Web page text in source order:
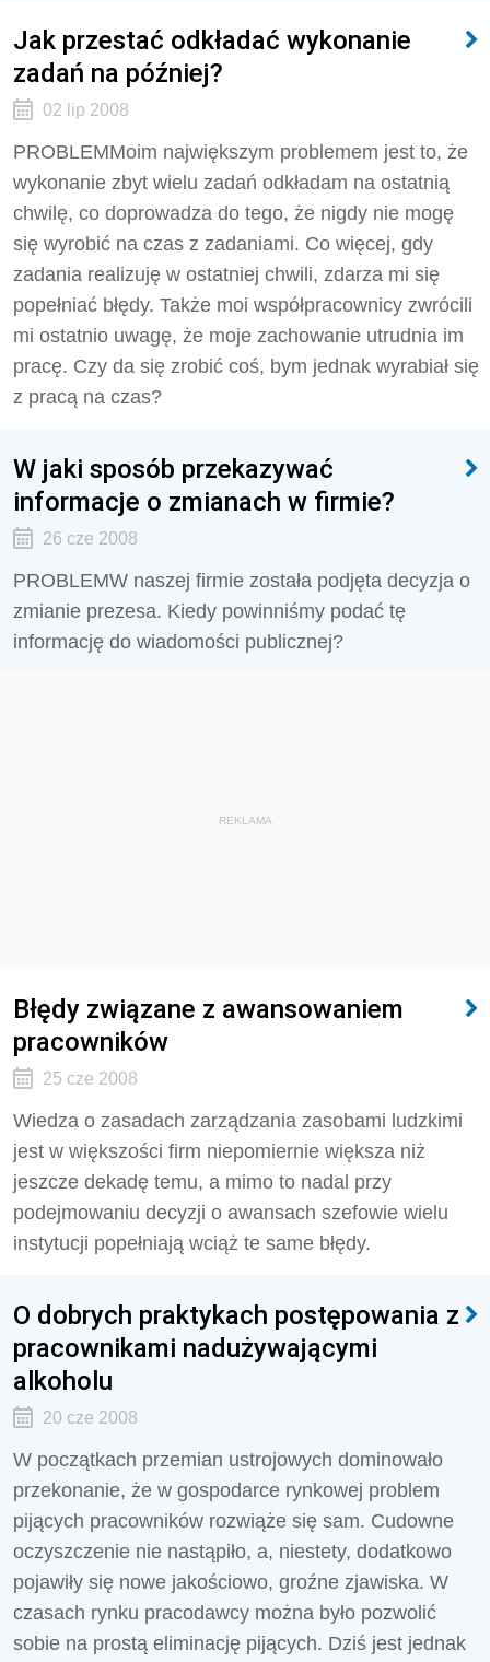
Jak przestać odkładać wykonanie
zadań na później?
02 lip 2008
PROBLEMMoim największym problemem jest to, że
wykonanie zbyt wielu zadań odkładam na ostatnią
chwilę, co doprowadza do tego, że nigdy nie mogę
się wyrobić na czas z zadaniami. Co więcej, gdy
zadania realizuję w ostatniej chwili, zdarza mi się
popełniać błędy. Także moi współpracownicy zwrócili
mi ostatnio uwagę, że moje zachowanie utrudnia im
pracę. Czy da się zrobić coś, bym jednak wyrabiał się
z pracą na czas?
W jaki sposób przekazywać
informacje o zmianach w firmie?
26 cze 2008
PROBLEMW naszej firmie została podjęta decyzja o
zmianie prezesa. Kiedy powinniśmy podać tę
informację do wiadomości publicznej?
REKLAMA
Błędy związane z awansowaniem
pracowników
25 cze 2008
Wiedza o zasadach zarządzania zasobami ludzkimi
jest w większości firm niepomiernie większa niż
jeszcze dekadę temu, a mimo to nadal przy
podejmowaniu decyzji o awansach szefowie wielu
instytucji popełniają wciąż te same błędy.
O dobrych praktykach postępowania z
pracownikami nadużywającymi
alkoholu
20 cze 2008
W początkach przemian ustrojowych dominowało
przekonanie, że w gospodarce rynkowej problem
pijących pracowników rozwiąże się sam. Cudowne
oczyszczenie nie nastąpiło, a, niestety, dodatkowo
pojawiły się nowe jakościowo, groźne zjawiska. W
czasach rynku pracodawcy można było pozwolić
sobie na prostą eliminację pijących. Dziś jest jednak